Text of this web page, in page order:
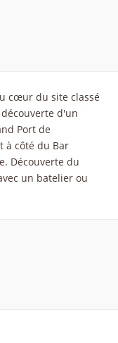
cœur du site classé
d'un
Port de
à côté du Bar
Découverte du
un batelier ou